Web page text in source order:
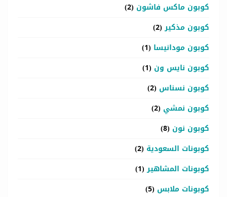
كوبون ماكس فاشون (2)
كوبون مذكير(2)
كوبون مودانيسا (1)
كوبون نايس ون (1)
كوبون نسناس (2)
كوبون نمشي (2)
كوبون نون (8)
كوبونات السعودية (2)
كوبونات المشاهير(1)
كوبونات ملابس (5)